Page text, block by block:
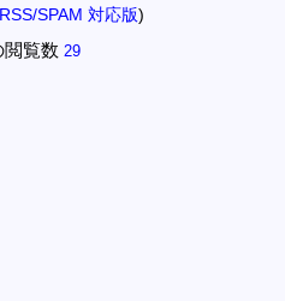
RSS/SPAM 対応版)
覧数 29